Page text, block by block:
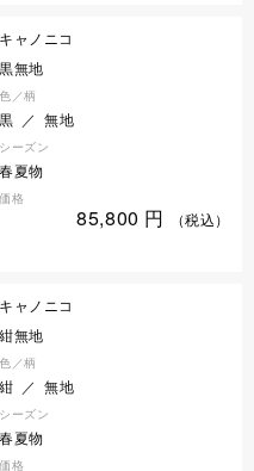
キャノニコ
黒無地
色／柄
黒 ／ 無地
シーズン
春夏物
価格
85,800 円 （税込）
キャノニコ
紺無地
色／柄
紺 ／ 無地
シーズン
春夏物
価格